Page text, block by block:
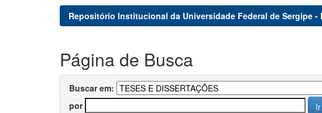
Repositório Institucional da Universidade Federal de Sergipe -
Página de Busca
Buscar em:
por